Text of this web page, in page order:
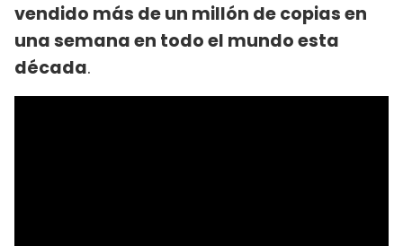
vendido más de un millón de copias en
una semana en todo el mundo esta
década.